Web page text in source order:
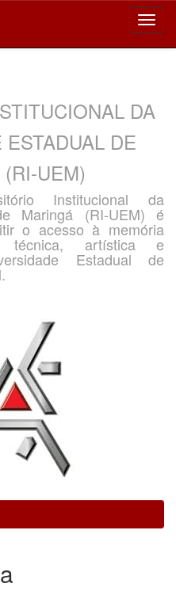
DA
DE
UEM)
Institucional da
Maringá (RI-UEM) é
o acesso à memória
técnica, artística e
Estadual de